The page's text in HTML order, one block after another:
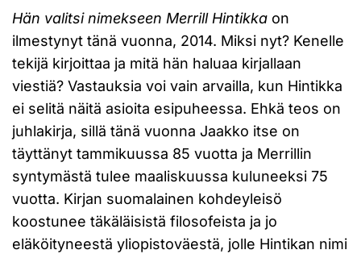
Hän valitsi nimekseen Merrill Hintikka on
ilmestynyt tänä vuonna, 2014. Miksi nyt? Kenelle
tekijä kirjoittaa ja mitä hän haluaa kirjallaan
viestiä? Vastauksia voi vain arvailla, kun Hintikka
ei selitä näitä asioita esipuheessa. Ehkä teos on
juhlakirja, sillä tänä vuonna Jaakko itse on
täyttänyt tammikuussa 85 vuotta ja Merrillin
syntymästä tulee maaliskuussa kuluneeksi 75
vuotta. Kirjan suomalainen kohdeyleisö
koostunee täkäläisistä filosofeista ja jo
eläköityneestä yliopistoväestä, jolle Hintikan nimi